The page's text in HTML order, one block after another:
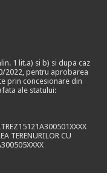
1 lit.a) si b) si dupa caz
2022, pentru aprobarea
prin concesionare din
ale statului:
TERENURILOR CU